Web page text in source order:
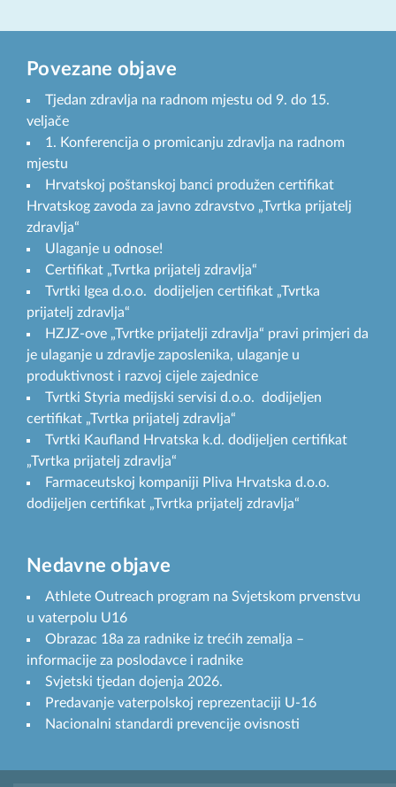
Povezane objave
Tjedan zdravlja na radnom mjestu od 9. do 15.
veljače
1. Konferencija o promicanju zdravlja na radnom
mjestu
Hrvatskoj poštanskoj banci produžen certifikat
Hrvatskog zavoda za javno zdravstvo „Tvrtka prijatelj
zdravlja“
Ulaganje u odnose!
Certifikat „Tvrtka prijatelj zdravlja“
Tvrtki Igea d.o.o. dodijeljen certifikat „Tvrtka
prijatelj zdravlja“
HZJZ-ove „Tvrtke prijatelji zdravlja“ pravi primjeri da
je ulaganje u zdravlje zaposlenika, ulaganje u
produktivnost i razvoj cijele zajednice
Tvrtki Styria medijski servisi d.o.o. dodijeljen
certifikat „Tvrtka prijatelj zdravlja“
Tvrtki Kaufland Hrvatska k.d. dodijeljen certifikat
„Tvrtka prijatelj zdravlja“
Farmaceutskoj kompaniji Pliva Hrvatska d.o.o.
dodijeljen certifikat „Tvrtka prijatelj zdravlja“
Nedavne objave
Athlete Outreach program na Svjetskom prvenstvu
u vaterpolu U16
Obrazac 18a za radnike iz trećih zemalja –
informacije za poslodavce i radnike
Svjetski tjedan dojenja 2026.
Predavanje vaterpolskoj reprezentaciji U-16
Nacionalni standardi prevencije ovisnosti